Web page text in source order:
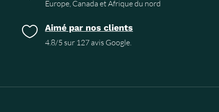
Europe, Canada et Afrique du nord
 Aimé par nos clients
4.8/5 sur 127 avis Google.